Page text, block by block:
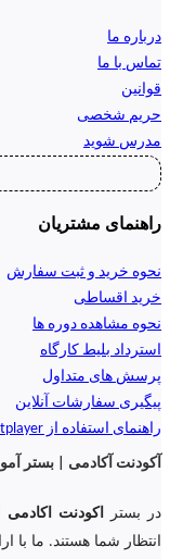
درباره ما
تماس با ما
قوانین
حریم شخصی
مدرس شوید
راهنمای مشتریان
نحوه خرید و ثبت سفارش
خرید اقساطی
نحوه مشاهده دوره ها
استرداد بلیط کارگاه
پرسش های متداول
پیگیری سفارشات آنلاین
راهنمای استفاده از spotplayer
آکودنت آکادمی | بستر
در بستر اکودنت اکادمی
انتظار شما هستند. ما با